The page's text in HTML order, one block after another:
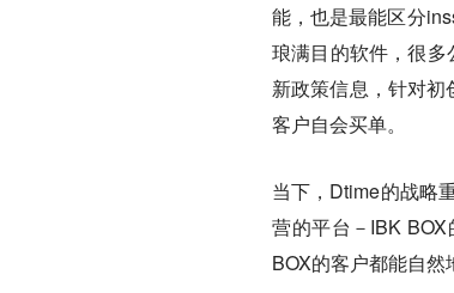
能，也是最能区分
琅满目的软件，很
新政策信息，针对初
客户自会买单。
当下，Dtime的战略
营的平台－IBK
BOX的客户都能自然